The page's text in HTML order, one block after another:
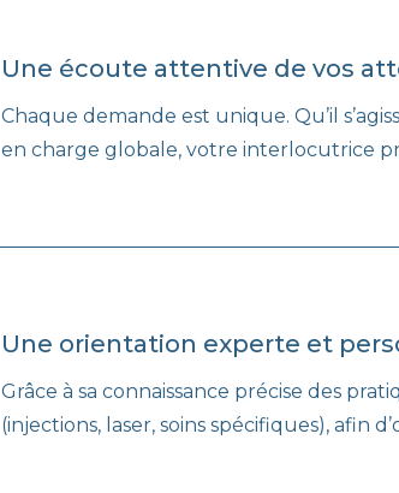
Une écoute attentive de vos
Chaque demande est unique. Qu’il
en charge globale, votre interlocutrice
Une orientation experte et
Grâce à sa connaissance précise des
(injections, laser, soins spécifiques), afin